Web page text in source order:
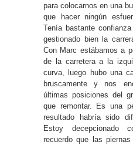
para colocarnos en una
que hacer ningún
Tenía bastante
gestionado bien la
Con Marc estábamos a
de la carretera a la
curva, luego hubo una
bruscamente y nos
últimas posiciones del
que remontar. Es una
resultado habría sido
Estoy decepcionado
recuerdo que las